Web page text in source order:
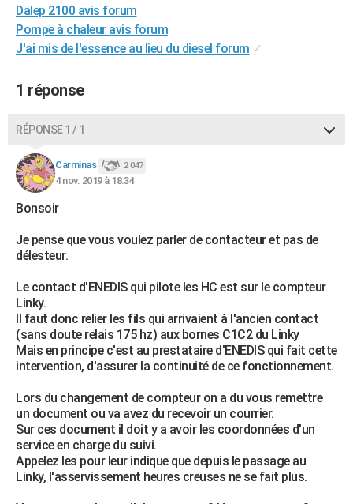
Dictionnaire
Biographies
Citations
Expressions
Proverbes
PROGRAMME TV
COPAINS D'AVANT
S'inscrire
Se connecter
Lycées
Collèges
Primaires
Universités
Entreprises
Service militaire
Avis de recherche
AVIS DE DÉCÈS
Dalep 2100 avis forum
Pompe à chaleur avis forum
J'ai mis de l'essence au lieu du diesel forum ✓
1 réponse
RÉPONSE 1 / 1
Carminas 2 047
4 nov. 2019 à 18:34
Bonsoir
Je pense que vous voulez parler de contacteur et pas de
délesteur.
Le contact d'ENEDIS qui pilote les HC est sur le compteur
Linky.
Il faut donc relier les fils qui arrivaient à l'ancien contact
(sans doute relais 175 hz) aux bornes C1C2 du Linky
Mais en principe c'est au prestataire d'ENEDIS qui fait cette
intervention, d'assurer la continuité de ce fonctionnement.
Lors du changement de compteur on a du vous remettre
un document ou va avez du recevoir un courrier.
Sur ces document il doit y a avoir les coordonnées d'un
service en charge du suivi.
Appelez les pour leur indique que depuis le passage au
Linky, l'asservissement heures creuses ne se fait plus.